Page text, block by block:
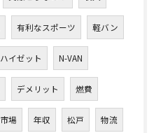
有利なスポーツ 軽バン
ハイゼット N-VAN
デメリット 燃費
市場 年収 松戸 物流